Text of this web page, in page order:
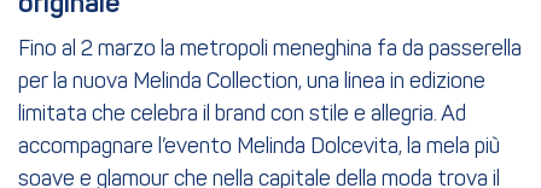
Fino al 2 marzo la metropoli meneghina fa da passerella
per la nuova Melinda Collection, una linea in edizione
limitata che celebra il brand con stile e allegria. Ad
accompagnare l’evento Melinda Dolcevita, la mela più
soave e glamour che nella capitale della moda trova il